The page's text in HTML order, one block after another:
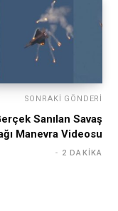
SONRAKI GÖNDERI
Sanılan Savaş
Manevra Videosu
2 DAKIKA